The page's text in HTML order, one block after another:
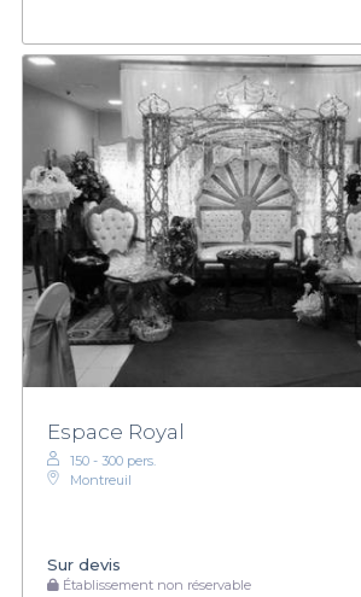
Espace Royal
150 - 300 pers.
Montreuil
Sur devis
Établissement non réservable